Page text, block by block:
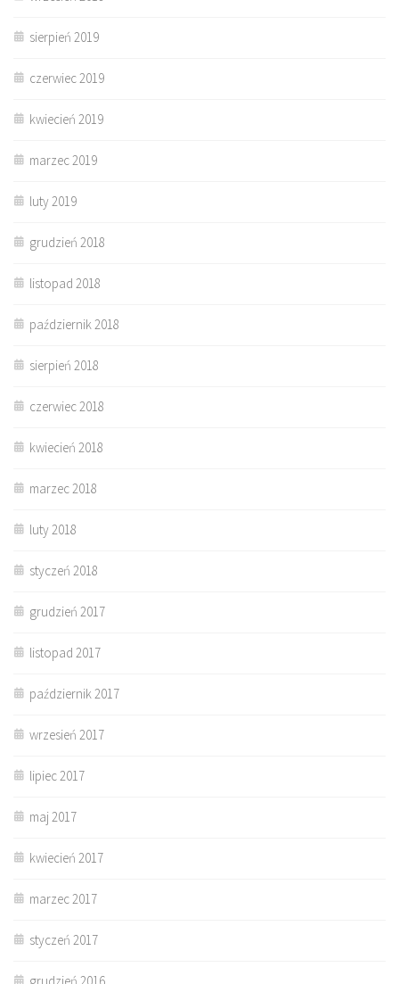
sierpień 2019
czerwiec 2019
kwiecień 2019
marzec 2019
luty 2019
grudzień 2018
listopad 2018
październik 2018
sierpień 2018
czerwiec 2018
kwiecień 2018
marzec 2018
luty 2018
styczeń 2018
grudzień 2017
listopad 2017
październik 2017
wrzesień 2017
lipiec 2017
maj 2017
kwiecień 2017
marzec 2017
styczeń 2017
grudzień 2016